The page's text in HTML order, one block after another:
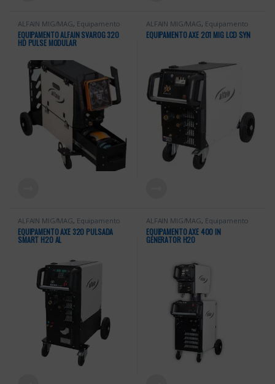
ALFAIN MIG/MAG, Equipamento
Soldadura,Equipamentos Alfa in
Equipamentos Soldadura
EQUIPAMENTO ALFAIN SVAROG 320
HD PULSE MODULAR
ALFAIN MIG/MAG, Equipamento
Soldadura,Equipamentos Alfa in
Equipamentos Soldadura,MIG
EQUIPAMENTO AXE 201 MIG LCD SYN
ALFAIN MIG/MAG, Equipamento
Soldadura,Equipamentos Alfa in
Equipamentos Soldadura,MIG
MAG PULSADAS
EQUIPAMENTO AXE 320 PULSADA
SMART H2O AL
ALFAIN MIG/MAG, Equipamento
Soldadura,Equipamentos Alfa in
Equipamentos Soldadura
EQUIPAMENTO AXE 400 IN
GENERATOR H2O